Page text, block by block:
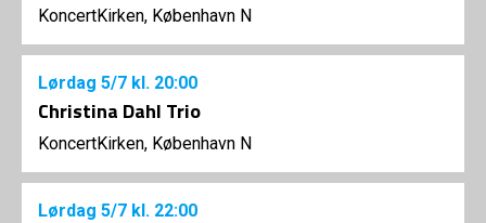
KoncertKirken, København N
Lørdag 5/7 kl. 20:00
Christina Dahl Trio
KoncertKirken, København N
Lørdag 5/7 kl. 22:00